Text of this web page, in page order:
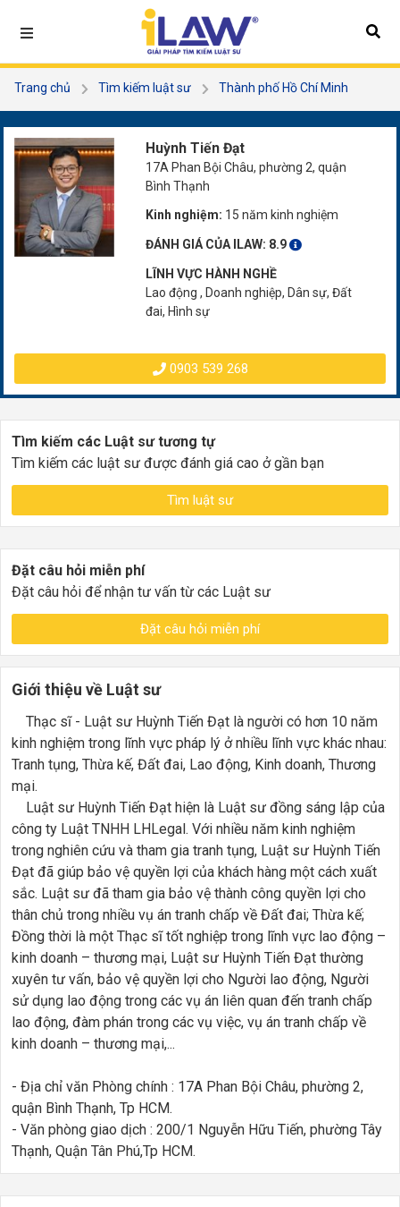
Trang chủ Tìm kiếm luật sư
Thành phố Hồ Chí Minh
Huỳnh Tiến Đạt
17A Phan Bội Châu, phường 2, quận
Bình Thạnh
Kinh nghiệm: 15 năm kinh nghiệm
ĐÁNH GIÁ CỦA ILAW: 8.9
LĨNH VỰC HÀNH NGHỀ
Lao động , Doanh nghiệp, Dân sự, Đất
đai, Hình sự
0903 539 268
Tìm kiếm các Luật sư tương tự
Tìm kiếm các luật sư được đánh giá cao ở gần bạn
Tìm luật sư
Đặt câu hỏi miễn phí
Đặt câu hỏi để nhận tư vấn từ các Luật sư
Đặt câu hỏi miễn phí
Giới thiệu về Luật sư
Thạc sĩ - Luật sư Huỳnh Tiến Đạt là người có hơn 10 năm
kinh nghiệm trong lĩnh vực pháp lý ở nhiều lĩnh vực khác nhau:
Tranh tụng, Thừa kế, Đất đai, Lao động, Kinh doanh, Thương
mại.
Luật sư Huỳnh Tiến Đạt hiện là Luật sư đồng sáng lập của
công ty Luật TNHH LHLegal. Với nhiều năm kinh nghiệm
trong nghiên cứu và tham gia tranh tụng, Luật sư Huỳnh Tiến
Đạt đã giúp bảo vệ quyền lợi của khách hàng một cách xuất
sắc. Luật sư đã tham gia bảo vệ thành công quyền lợi cho
thân chủ trong nhiều vụ án tranh chấp về Đất đai; Thừa kế;
Đồng thời là một Thạc sĩ tốt nghiệp trong lĩnh vực lao động –
kinh doanh – thương mại, Luật sư Huỳnh Tiến Đạt thường
xuyên tư vấn, bảo vệ quyền lợi cho Người lao động, Người
sử dụng lao động trong các vụ án liên quan đến tranh chấp
lao động, đàm phán trong các vụ việc, vụ án tranh chấp về
kinh doanh – thương mại,...
- Địa chỉ văn Phòng chính : 17A Phan Bội Châu, phường 2,
quận Bình Thạnh, Tp HCM.
- Văn phòng giao dịch : 200/1 Nguyễn Hữu Tiến, phường Tây
Thạnh, Quận Tân Phú,Tp HCM.